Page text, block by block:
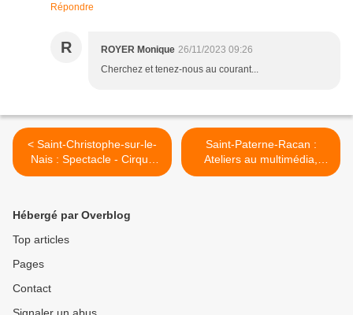
Répondre
R ROYER Monique 26/11/2023 09:26
Cherchez et tenez-nous au courant...
< Saint-Christophe-sur-le-
Nais : Spectacle - Cirque
Gones « Kitchenette »
Saint-Paterne-Racan :
Ateliers au multimédia,
programme de décembre >
Hébergé par Overblog
Top articles
Pages
Contact